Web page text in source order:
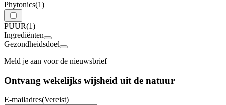
Phytonics(1)
PUUR(1)
Ingrediënten
Gezondheidsdoel
Meld je aan voor de nieuwsbrief
Ontvang wekelijks wijsheid uit de natuur
E-mailadres(Vereist)